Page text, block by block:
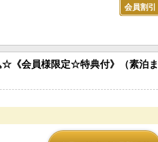
会員割引
☆《会員様限定☆特典付》（素泊ま